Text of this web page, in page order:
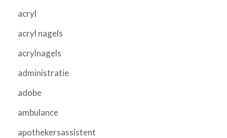
acryl
acryl nagels
acrylnagels
administratie
adobe
ambulance
apothekersassistent